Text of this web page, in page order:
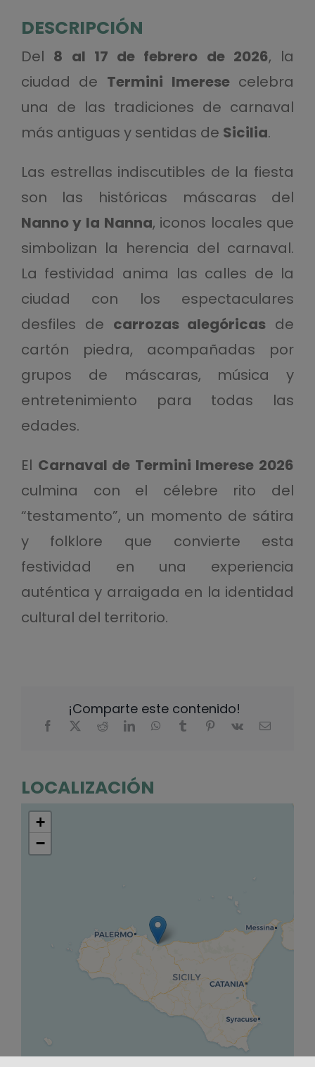
DESCRIPCIÓN
Del 8 al 17 de febrero de 2026, la
ciudad de Termini Imeresecelebra
una de las tradiciones de carnaval
más antiguas y sentidas de Sicilia.
Las estrellas indiscutibles de la fiesta
son las históricas máscaras del
Nanno y la Nanna, iconos locales que
simbolizan la herencia del carnaval.
La festividad anima las calles de la
ciudad con los espectaculares
desfiles de carrozas alegóricas de
cartón piedra, acompañadas por
grupos de máscaras, música y
entretenimiento para todas las
edades.
El Carnaval de Termini Imerese 2026
culmina con el célebre rito del
“testamento”, un momento de sátira
y folklore que convierte esta
festividad en una experiencia
auténtica y arraigada en la identidad
cultural del territorio.
¡Comparte este contenido!
LOCALIZACIÓN
+
−